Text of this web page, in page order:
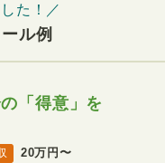
た！／
ル例
「得意」を
20万円〜